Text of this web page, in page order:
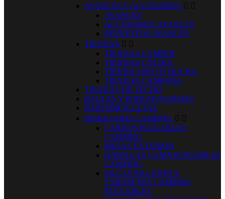
AVANCES Y ACCESORIOS  
AVANCES
ACCESORIOS AVANCES
REPUESTOS AVANCES
TIENDAS  
TIENDAS CAMPER
TIENDAS COCINA
TIENDA ASEO O DUCHA
TIENDAS CAMPAÑA
TIENDAS DE TECHO
BAULES Y PORTAEQUIPAJES
PORTABICICLETAS
MOBILIARIO CAMPING  
CARROS PLEGABLES
CAMPING
MESAS EXTERIOR
HAMACAS CAMA PLEGABLES
CAMPING
SILLAS SILLONES Y
TABURETES CAMPING
PLEGABLES